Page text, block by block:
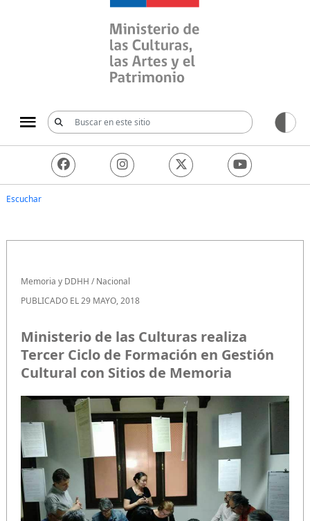
Ministerio de las
Escuchar
Memoria y DDHH /Nacional
PUBLICADO EL 29 MAYO, 2018
Ministerio de las Culturas realiza
Tercer Ciclo de Formación en Gestión
Cultural con Sitios de Memoria